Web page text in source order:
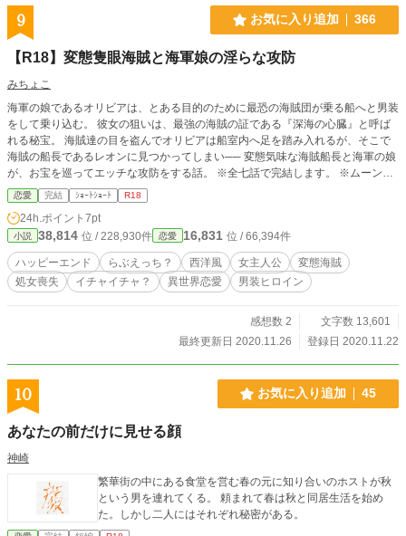
9 お気に入り追加 366
【R18】変態隻眼海賊と海軍娘の淫らな攻防
みちょこ
海軍の娘であるオリビアは、とある目的のために最恐の海賊団が乗る船へと男装
をして乗り込む。 彼女の狙いは、最強の海賊の証である『深海の心臓』と呼ば
れる秘宝。 海賊達の目を盗んでオリビアは船室内へ足を踏み入れるが、そこで
海賊の船長であるレオンに見つかってしまい── 変態気味な海賊船長と海軍の娘
が、お宝を巡ってエッチな攻防をする話。 ※全七話で完結します。 ※ムーンラ
イトノベル様でも投稿中です。
恋愛 完結 ｼｮｰﾄｼｮｰﾄ R18
24h.ポイント 7pt
小説 38,814 位 / 228,930件 恋愛 16,831 位 / 66,394件
ハッピーエンド らぶえっち？ 西洋風 女主人公
変態海賊
処女喪失
イチャイチャ？ 異世界恋愛 男装ヒロイン
感想数 2
文字数 13,601
最終更新日 2020.11.26
登録日 2020.11.22
10 お気に入り追加 45
あなたの前だけに見せる顔
神崎
繁華街の中にある食堂を営む春の元に知り合いのホストが秋
という男を連れてくる。 頼まれて春は秋と同居生活を始め
た。しかし二人にはそれぞれ秘密がある。